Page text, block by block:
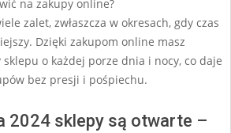
na zakupy online?
zalet, zwłaszcza w okresach, gdy czas
Dzięki zakupom online masz
o każdej porze dnia i nocy, co daje
bez presji i pośpiechu.
2024 sklepy są otwarte –